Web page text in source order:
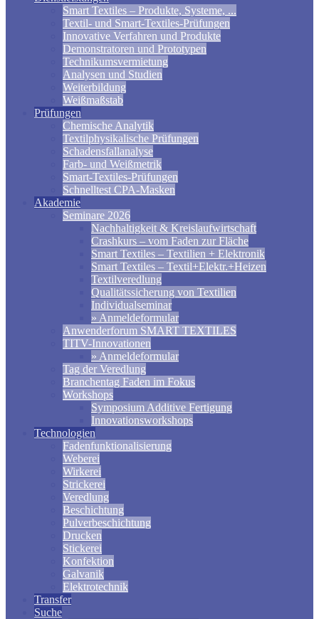
Smart Textiles – Produkte, Systeme, ...
Textil- und Smart-Textiles-Prüfungen
Innovative Verfahren und Produkte
Demonstratoren und Prototypen
Technikumsvermietung
Analysen und Studien
Weiterbildung
Weißmaßstab
Prüfungen
Chemische Analytik
Textilphysikalische Prüfungen
Schadensfallanalyse
Farb- und Weißmetrik
Smart-Textiles-Prüfungen
Schnelltest CPA-Masken
Akademie
Seminare 2026
Nachhaltigkeit & Kreislaufwirtschaft
Crashkurs – vom Faden zur Fläche
Smart Textiles – Textilien + Elektronik
Smart Textiles – Textil+Elektr.+Heizen
Textilveredlung
Qualitätssicherung von Textilien
Individualseminar
» Anmeldeformular
Anwenderforum SMART TEXTILES
TITV-Innovationen
» Anmeldeformular
Tag der Veredlung
Branchentag Faden im Fokus
Workshops
Symposium Additive Fertigung
Innovationsworkshops
Technologien
Fadenfunktionalisierung
Weberei
Wirkerei
Strickerei
Veredlung
Beschichtung
Pulverbeschichtung
Drucken
Stickerei
Konfektion
Galvanik
Elektrotechnik
Transfer
Suche